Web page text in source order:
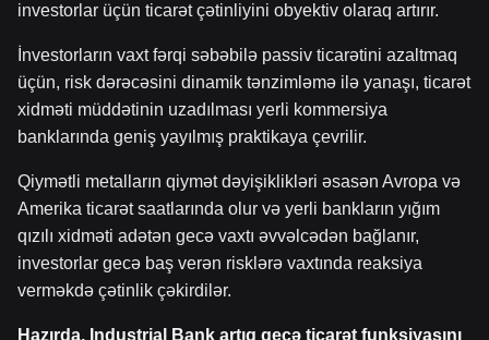
investorlar üçün ticarət çətinliyini obyektiv olaraq artırır.
İnvestorların vaxt fərqi səbəbilə passiv ticarətini azaltmaq
üçün, risk dərəcəsini dinamik tənzimləmə ilə yanaşı, ticarət
xidməti müddətinin uzadılması yerli kommersiya
banklarında geniş yayılmış praktikaya çevrilir.
Qiymətli metalların qiymət dəyişiklikləri əsasən Avropa və
Amerika ticarət saatlarında olur və yerli bankların yığım
qızılı xidməti adətən gecə vaxtı əvvəlcədən bağlanır,
investorlar gecə baş verən risklərə vaxtında reaksiya
verməkdə çətinlik çəkirdilər.
Hazırda, Industrial Bank artıq gecə ticarət funksiyasını